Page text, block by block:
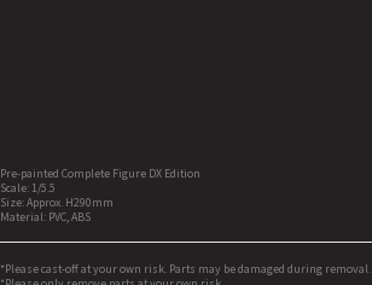
Pre-painted Complete Figure DX Edition
Scale: 1/5.5
Size: Approx. H290mm
Material: PVC, ABS
*Please cast-off at your own risk. Parts may be damaged during removal.